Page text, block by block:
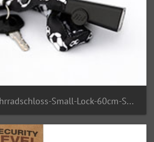
20399 Liix-Fahrradschloss-Small-Lock-60cm-Soccerball 1